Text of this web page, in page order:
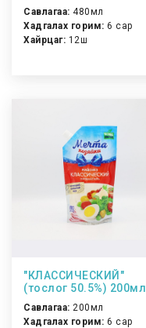
Савлагаа: 480мл
Хадгалах горим: 6 сар
Хайрцаг: 12ш
"КЛАССИЧЕСКИЙ"
(тослог 50.5%) 200мл
Савлагаа: 200мл
Хадгалах горим: 6 сар